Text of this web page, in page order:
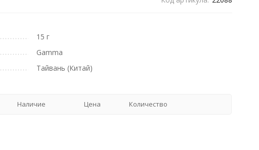
15 г
Gamma
Тайвань (Китай)
Наличие Цена Количество